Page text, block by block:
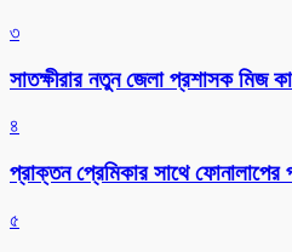
৩
সাতক্ষীরার নতুন জেলা প্রশাসক মিজ
৪
প্রাক্তন প্রেমিকার সাথে
৫